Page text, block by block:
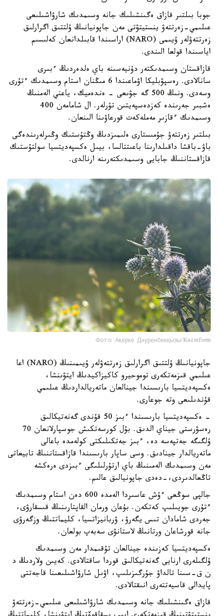
جوبا بىلتىر قازاق ەگىنشىلىك جانە وسىمدىك شارۋاشىلىعى
عىلىمي-زەرتتەۋ ينستيتۋتى مەن جاپونيانىڭ ۇلتتىق اگرارلىق
زەرتتەۋلەر ۇيىمى (NARO) اراسىندا قابىلدانعان كەلىسىم
اياسىندا قولعا الىندى.
قازاقستان وسىمدىكتەر دۇنيەسىنە باي ەلدەردىڭ ءبىرى
سانالادى. رەسپۋبليكا اۋماعىندا 6 مىڭنان استام وسىمدىك ءتۇرى
وسەدى. ونىڭ 500 گە جۋىعى - ەندەميك، ياعني الەمنىڭ
ەشبىر جەرىندە كەزدەسپەيتىن تۇرلەر. ال شامامەن 400
وسىمدىك ءقازىر مەملەكەت قورعاۋىنا الىنعان.
بىلتىر زەرتتەۋ جۇمىستارى ەلىمىزدىڭ وڭتۇستىك وڭىرلەرىندەگى
باۋ-باقشا داقىلدارىنا باعىتتالسا، بيىل ەكسپەديتسيا سولتۇستىك
قازاقستاننىڭ جابايى وسىمدىكتەرىنە ارنالدى.
Фото: Ақерке Дәуренбекқызы/Kazinform
جاپونيانىڭ ۇلتتىق اگرارلىق زەرتتەۋلەر ۇيىمىنىڭ (NARO) اعا
عىلىمي قىزمەتكەرى توموحيرو كاكيزاكيدىڭ ايتۋىنشا،
ەكسپەديتسيا بارىسىندا جينالعان ماتەريالداردىڭ عىلىمي
قۇندىلىعى وتە جوعارى.
- ەكسپەديتسيا بارىسىندا ءبىز 50 قۇندى گەنەتيكالىق
رەسۋرستى جيناي الدىق. بۇل كورسەتكىش جوسپارلانعان 70
ۇلگىگە جەتپەسە دە، ءبىز جەتكىلىكتى كولەمدە باعالى
ماتەريالدار جينادىق. وسى ساپار بارىسىندا قازاقستاننىڭ تابيعاتى
مەن وسىمدىك الەمىنىڭ باي ارتۇرلىلىگى ءبىزدى ەرەكشە
تاڭعالدىردى،-دەدى جاپونيالىق عالىم.
جالپى سوڭعى ءۇش عاسىردا الەمدە 600 دەن استام وسىمدىك
ءتۇرى جويىلىپ كەتكەن. بۇعان ورمان القاپتارىنىڭ قىسقارۋى،
جەردى شامادان تىس يگەرۋ، ۋربانيزاتسيا، كليماتتىڭ وزگەرۋى
جانە قورشاعان ورتانىڭ لاستانۋى سەبەپ بولعان.
ەكسپەديتسيا كەزىندە جينالعان تۇقىمدار مەن وسىمدىك
ۇلگىلەرى ارنايى گەنەتيكالىق قوردا ساقتالادى. كەيىن ولاردىڭ د
ن ق-سىنا تالداۋ جۇرگىزىلىپ، اۋىل شارۋاشىلىعىنا قاجەتتى
پايدالى قاسيەتتەرى انىقتالادى.
قازاق ەگىنشىلىك جانە وسىمدىك شارۋاشىلىعى عىلىمي-زەرتتەۋ